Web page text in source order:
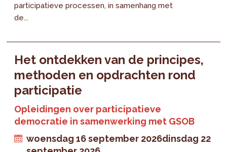
participatieve processen, in samenhang met
de...
Het ontdekken van de principes,
methoden en opdrachten rond
participatie
Opleidingen over participatieve
democratie in samenwerking met GSOB
woensdag 16 september 2026dinsdag 22